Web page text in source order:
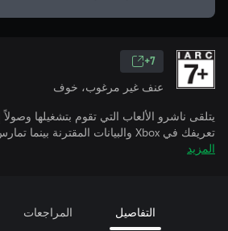
7+
عنف غير مرغوب، خوف
يتلقى ناشرو الألعاب التي تقوم بتشغيلها
تعريفك في Xbox والبيانات المقترنة بينما تمارس الألعاب.
المزيد
التفاصيل المراجعات